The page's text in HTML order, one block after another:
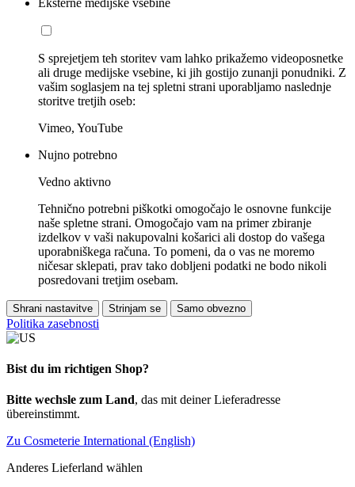
S sprejetjem teh storitev vam lahko prikažemo videoposnetke
ali druge medijske vsebine, ki jih gostijo zunanji ponudniki. Z
vašim soglasjem na tej spletni strani uporabljamo naslednje
storitve tretjih oseb:
Vimeo, YouTube
Nujno potrebno
Vedno aktivno
Tehnično potrebni piškotki omogočajo le osnovne funkcije
naše spletne strani. Omogočajo vam na primer zbiranje
izdelkov v vaši nakupovalni košarici ali dostop do vašega
uporabniškega računa. To pomeni, da o vas ne moremo
ničesar sklepati, prav tako dobljeni podatki ne bodo nikoli
posredovani tretjim osebam.
Shrani nastavitve Strinjam se Samo obvezno
Politika zasebnosti
Bist du im richtigen Shop?
Bitte wechsle zum Land, das mit deiner Lieferadresse
übereinstimmt.
Zu Cosmeterie International (English)
Anderes Lieferland wählen